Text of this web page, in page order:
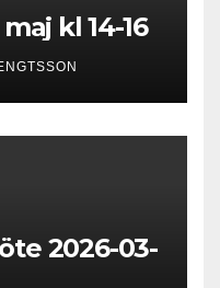
kl 14-16
2026-03-